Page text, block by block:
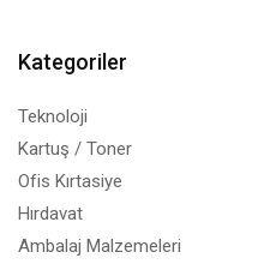
Kategoriler
Teknoloji
Kartuş / Toner
Ofis Kırtasiye
Hırdavat
Ambalaj Malzemeleri